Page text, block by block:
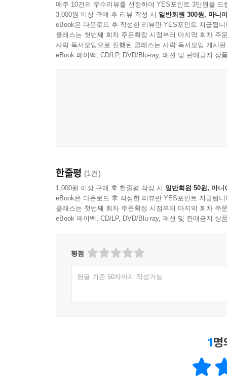
매주 10건의 우수리뷰를 선정하여 YES포인트 3만원을 드
3,000원 이상 구매 후 리뷰 작성 시 일반회원 300원, 마니
eBook은 다운로드 후 작성한 리뷰만 YES포인트 지급됩니
클래스는 첫번째 회차 주문확정 시점부터 마지막 회차 주
사락 독서모임으로 진행된 클래스는 사락 독서모임 게시
eBook 페이백, CD/LP, DVD/Blu-ray, 패션 및 판매금지 상
한줄평 (1건)
1,000원 이상 구매 후 한줄평 작성 시 일반회원 50원, 마니
eBook은 다운로드 후 작성한 리뷰만 YES포인트 지급됩니
클래스는 첫번째 회차 주문확정 시점부터 마지막 회차 주
eBook 페이백, CD/LP, DVD/Blu-ray, 패션 및 판매금지 상
평점
한글 기준 50자까지 작성가능
1명